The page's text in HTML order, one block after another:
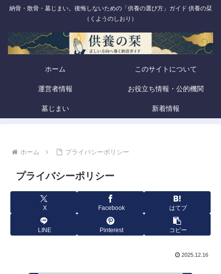
納骨・散骨・墓じまい。後悔しないための「供養の選び方」ガイド 供養の栞
（くようのしおり）
ホーム このサイトについて
運営者情報 お役立ち情報・公的機関
墓じまい 新着情報
ホーム プライバシーポリシー
プライバシーポリシー
X Facebook はてブ
LINE Pinterest コピー
2025.12.16